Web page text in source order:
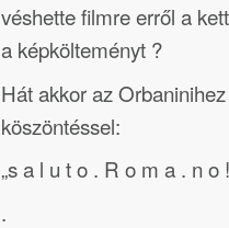
véshette filmre erről a
a képkölteményt ?
Hát akkor az
köszöntéssel:
„s a l u t o . R o m a . n o
.